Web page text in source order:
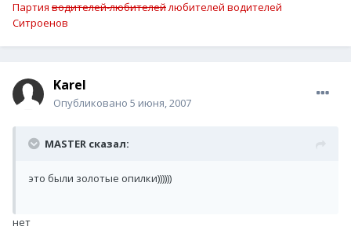
Партия водителей-любителейлюбителей водителей
Ситроенов
Karel
Опубликовано 5 июня, 2007
MASTER сказал:
это были золотые опилки))))))
нет